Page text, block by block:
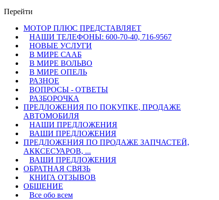
Перейти
МОТОР ПЛЮС ПРЕДСТАВЛЯЕТ
НАШИ ТЕЛЕФОНЫ: 600-70-40, 716-9567
НОВЫЕ УСЛУГИ
В МИРЕ СААБ
В МИРЕ ВОЛЬВО
В МИРЕ ОПЕЛЬ
РАЗНОЕ
ВОПРОСЫ - ОТВЕТЫ
РАЗБОРОЧКА
ПРЕДЛОЖЕНИЯ ПО ПОКУПКЕ, ПРОДАЖЕ
АВТОМОБИЛЯ
НАШИ ПРЕДЛОЖЕНИЯ
ВАШИ ПРЕДЛОЖЕНИЯ
ПРЕДЛОЖЕНИЯ ПО ПРОДАЖЕ ЗАПЧАСТЕЙ,
АККСЕСУАРОВ, ...
ВАШИ ПРЕДЛОЖЕНИЯ
ОБРАТНАЯ СВЯЗЬ
КНИГА ОТЗЫВОВ
ОБЩЕНИЕ
Все обо всем